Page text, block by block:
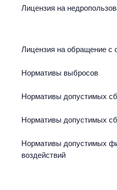
Лицензия на
Лицензия на обращение с
Нормативы выбросов
Нормативы допустимых
Нормативы допустимых
Нормативы допустимых
воздействий